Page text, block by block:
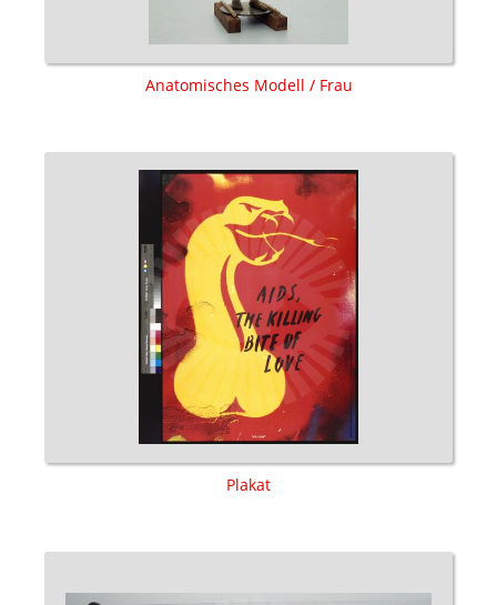
Anatomisches Modell / Frau
Plakat